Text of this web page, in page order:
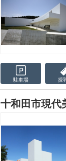
駐車場 授
十和田市現代